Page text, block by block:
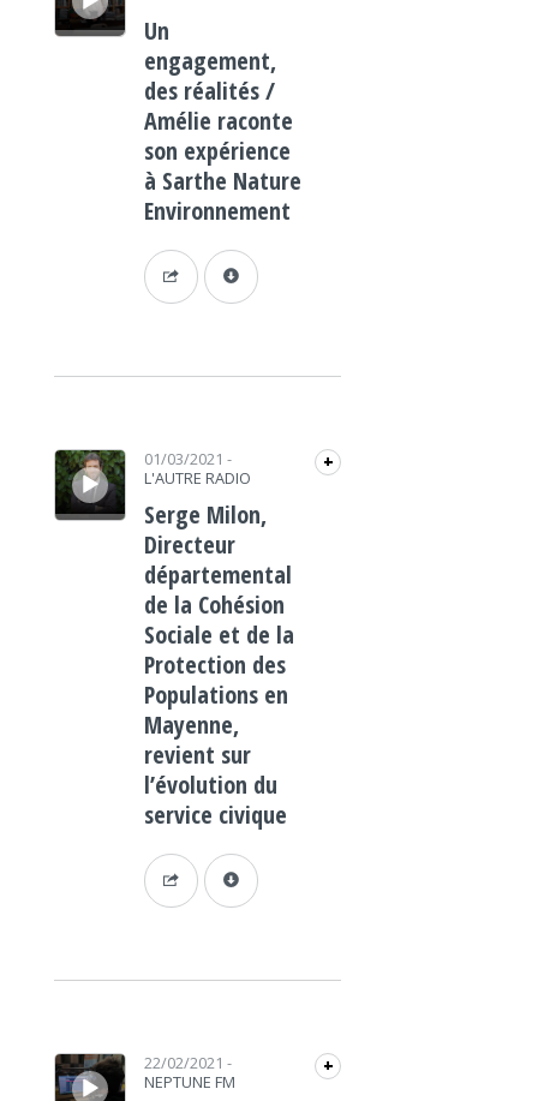
Un
engagement,
des réalités /
Amélie raconte
son expérience
à Sarthe Nature
Environnement
Lecteur audio 01/03/2021 -
L'AUTRE RADIO
+
Serge Milon,
Directeur
départemental
de la Cohésion
Sociale et de la
Protection des
Populations en
Mayenne,
revient sur
l’évolution du
service civique
Lecteur audio 22/02/2021 -
NEPTUNE FM
+